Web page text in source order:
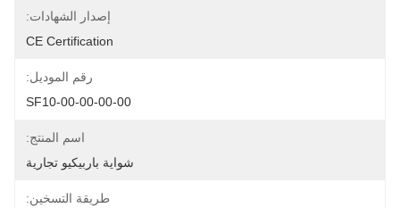
إصدار الشهادات:
CE Certification
رقم الموديل:
SF10-00-00-00-00
اسم المنتج:
شواية باربيكيو تجارية
طريقة التسخين: